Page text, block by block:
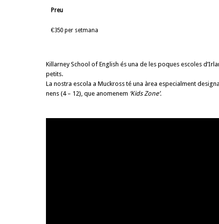
Preu
€350 per setmana
Killarney School of English és una de les poques escoles
petits.
La nostra escola a Muckross té una àrea especialment
nens (4 – 12), que anomenem ‘Kids Zone’.